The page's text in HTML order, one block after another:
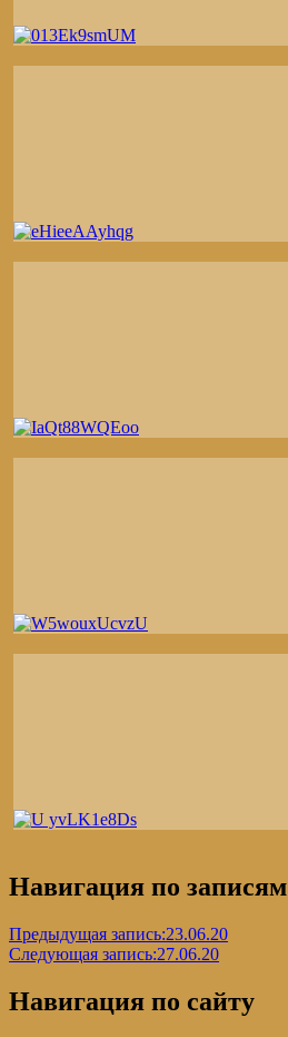
Навигация по записям
Предыдущая запись:23.06.20
Следующая запись:27.06.20
Навигация по сайту